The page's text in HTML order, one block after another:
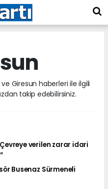
Giresun haberleri ile ilgili
takip edebilirsiniz.
verilen zarar idari
Busenaz Sürmeneli